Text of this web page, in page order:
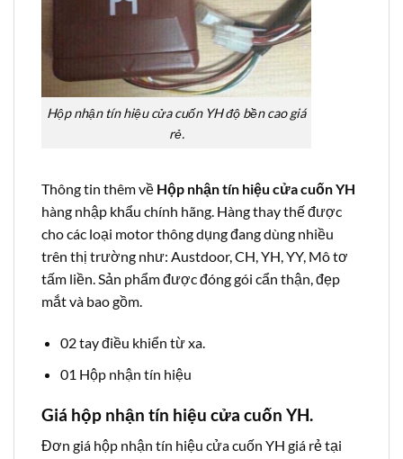
Hộp nhận tín hiệu cửa cuốn YH độ bền cao giá
rẻ.
Thông tin thêm về Hộp nhận tín hiệu cửa cuốn YH
hàng nhập khẩu chính hãng. Hàng thay thế được
cho các loại motor thông dụng đang dùng nhiều
trên thị trường như: Austdoor, CH, YH, YY, Mô tơ
tấm liền. Sản phẩm được đóng gói cẩn thận, đẹp
mắt và bao gồm.
02 tay điều khiển từ xa.
01 Hộp nhận tín hiệu
Giá hộp nhận tín hiệu cửa cuốn YH.
Đơn giá hộp nhận tín hiệu cửa cuốn YH giá rẻ tại